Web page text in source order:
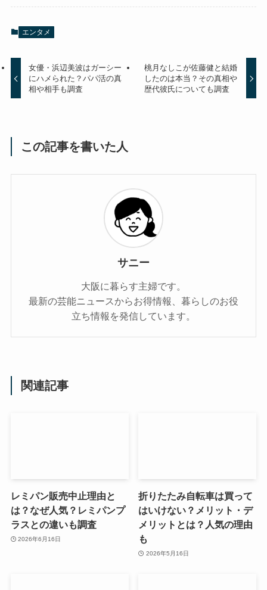
エンタメ
女優・浜辺美波はガーシー
にハメられた？パパ活の真
相や相手も調査
桃月なしこが佐藤健と結婚
したのは本当？その真相や
歴代彼氏についても調査
この記事を書いた人
サニー
大阪に暮らす主婦です。
最新の芸能ニュースからお得情報、暮らしのお役
立ち情報を発信しています。
関連記事
レミパン販売中止理由と
は？なぜ人気？レミパンプ
ラスとの違いも調査
2026年6月16日
折りたたみ自転車は買って
はいけない？メリット・デ
メリットとは？人気の理由
も
2026年5月16日